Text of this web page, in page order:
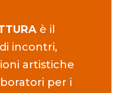
è il
incontri,
artistiche
per i